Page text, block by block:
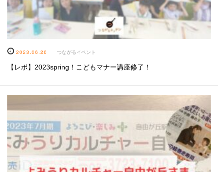
2023.06.26 つながるイベント
【レポ】2023spring！こどもマナー講座修了！